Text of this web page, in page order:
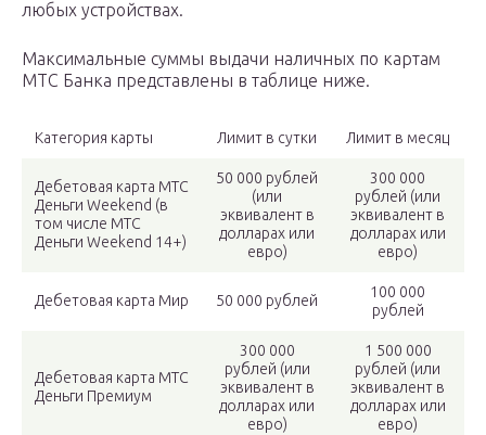
любых устройствах.
Максимальные суммы выдачи наличных по картам
МТС Банка представлены в таблице ниже.
Категория карты Лимит в сутки Лимит в месяц
Дебетовая карта МТС
Деньги Weekend (в
том числе МТС
Деньги Weekend 14+)
50 000 рублей
(или
эквивалент в
долларах или
евро)
300 000
рублей (или
эквивалент в
долларах или
евро)
Дебетовая карта Мир 50 000 рублей
100 000
рублей
Дебетовая карта МТС
Деньги Премиум
300 000
рублей (или
эквивалент в
долларах или
евро)
1 500 000
рублей (или
эквивалент в
долларах или
евро)